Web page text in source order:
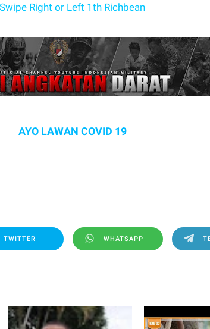
Swipe Right or Left 1th Richbean
AYO LAWAN COVID 19
TWITTER WHATSAPP